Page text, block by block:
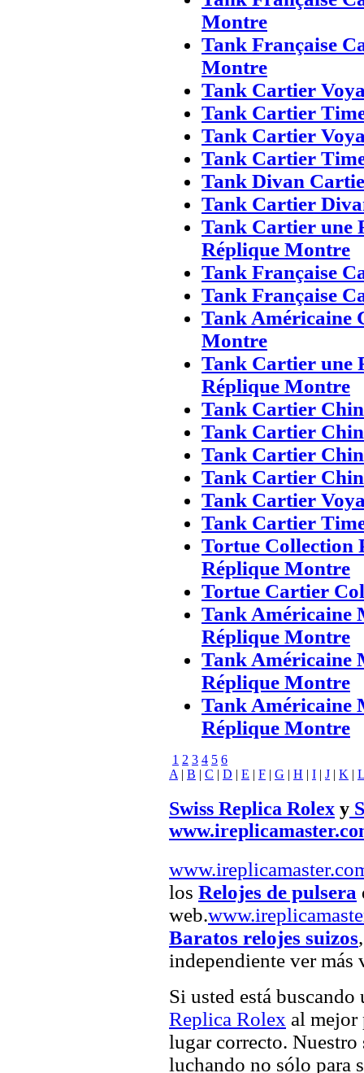
Montre
Tank Française
Montre
Tank Cartier
Tank Cartier
Tank Cartier
Tank Cartier
Tank Divan
Tank Cartier
Tank Cartier une
Réplique Montre
Tank Française
Tank Française
Tank Américaine
Montre
Tank Cartier une
Réplique Montre
Tank Cartier
Tank Cartier
Tank Cartier
Tank Cartier
Tank Cartier
Tank Cartier
Tortue Collection
Réplique Montre
Tortue Cartier
Tank Américaine
Réplique Montre
Tank Américaine
Réplique Montre
Tank Américaine
Réplique Montre
1 2 3 4 5 6
A | B | C | D | E | F | G | H | I | J | K | L
Swiss Replica Rolex y
los Relojes de pulsera
web.
Baratos relojes suizos
independiente ver más
Si usted está
Replica Rolex al mejor
lugar correcto. Nuestro
luchando no sólo para